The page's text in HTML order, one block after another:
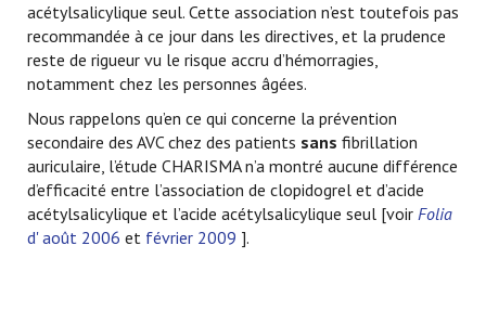
acétylsalicylique seul. Cette association n’est toutefois pas
recommandée à ce jour dans les directives, et la prudence
reste de rigueur vu le risque accru d’hémorragies,
notamment chez les personnes âgées.
Nous rappelons qu’en ce qui concerne la prévention
secondaire des AVC chez des patients sans fibrillation
auriculaire, l’étude CHARISMA n’a montré aucune différence
d’efficacité entre l’association de clopidogrel et d’acide
acétylsalicylique et l’acide acétylsalicylique seul [voir Folia
d' août 2006 et février 2009 ].